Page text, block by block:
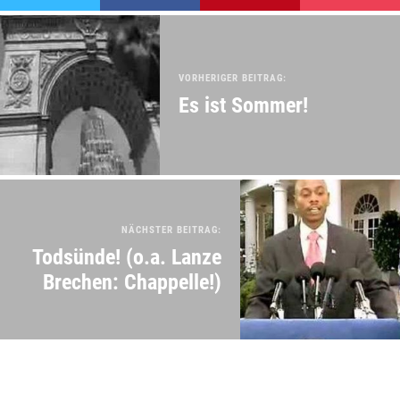
VORHERIGER BEITRAG:
Es ist Sommer!
NÄCHSTER BEITRAG:
Todsünde! (o.a. Lanze
Brechen: Chappelle!)